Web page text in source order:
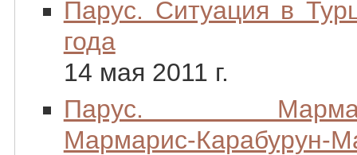
Парус. Ситуация в
года
14 мая 2011 г.
Парус.
Мармарис-Карабурун-